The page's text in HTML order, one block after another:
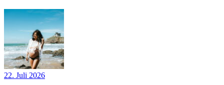
22. Juli 2026